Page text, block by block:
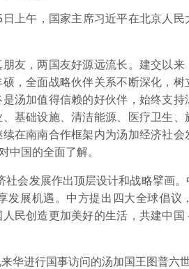
午，国家主席习近平在北京人民
，两国友好源远流长。建交以来
，全面战略伙伴关系不断深化，
汤加值得信赖的好伙伴，始终支
基础设施、清洁能源、医疗卫生
在南南合作框架内为汤加经济社
国的全面了解。
会发展作出顶层设计和战略擘画。
展机遇。中方提出四大全球倡议
民创造更加美好的生活，共建中